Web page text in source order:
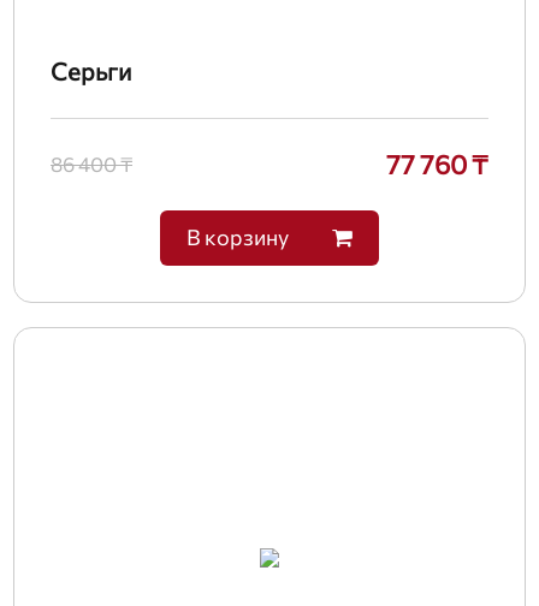
Серьги
86 400 ₸ 77 760 ₸
В корзину